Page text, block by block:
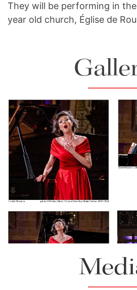
They will be performing in
year old church, Église de
Lisette Oropesa
Download Full Size
Download Full Size